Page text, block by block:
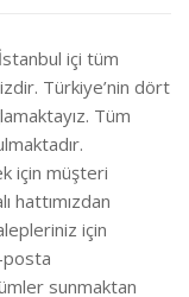
içi tüm
Türkiye’nin dört
Tüm
için müşteri
hattımızdan
için
sunmaktan